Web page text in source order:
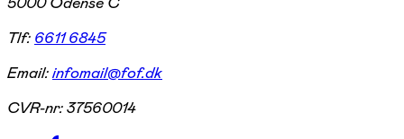
Tlf: 6611 6845
Email:infomail@fof.dk
CVR-nr:37560014